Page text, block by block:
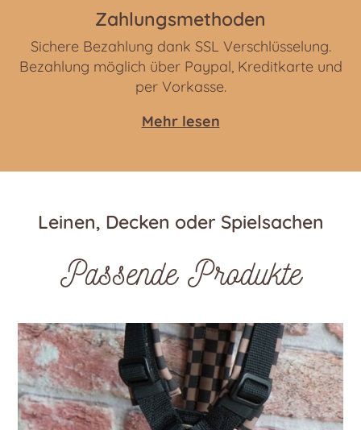
Zahlungsmethoden
Sichere Bezahlung dank SSL Verschlüsselung.
Bezahlung möglich über Paypal, Kreditkarte und
per Vorkasse.
Mehr lesen
Leinen, Decken oder Spielsachen
Passende Produkte